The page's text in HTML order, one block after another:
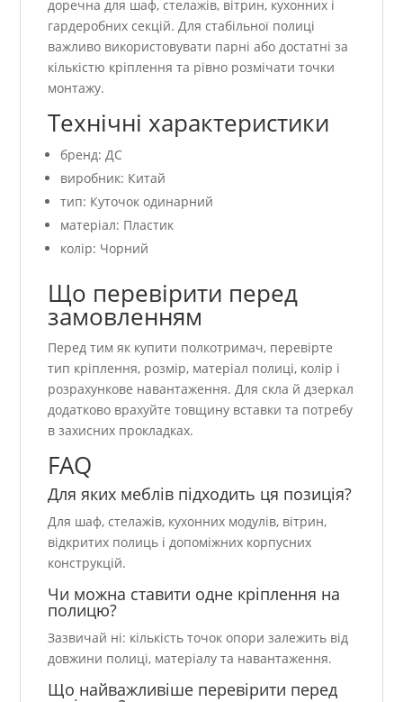
доречна для шаф, стелажів, вітрин, кухонних і
гардеробних секцій. Для стабільної полиці
важливо використовувати парні або достатні за
кількістю кріплення та рівно розмічати точки
монтажу.
Технічні характеристики
бренд: ДС
виробник: Китай
тип: Куточок одинарний
матеріал: Пластик
колір: Чорний
Що перевірити перед
замовленням
Перед тим як купити полкотримач, перевірте
тип кріплення, розмір, матеріал полиці, колір і
розрахункове навантаження. Для скла й дзеркал
додатково врахуйте товщину вставки та потребу
в захисних прокладках.
FAQ
Для яких меблів підходить ця позиція?
Для шаф, стелажів, кухонних модулів, вітрин,
відкритих полиць і допоміжних корпусних
конструкцій.
Чи можна ставити одне кріплення на
полицю?
Зазвичай ні: кількість точок опори залежить від
довжини полиці, матеріалу та навантаження.
Що найважливіше перевірити перед